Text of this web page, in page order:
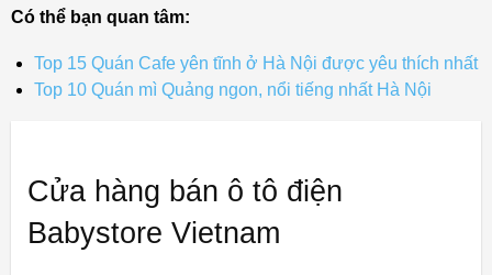
Có thể bạn quan tâm:
Top 15 Quán Cafe yên tĩnh ở Hà Nội được yêu thích nhất
Top 10 Quán mì Quảng ngon, nổi tiếng nhất Hà Nội
Cửa hàng bán ô tô điện
Babystore Vietnam